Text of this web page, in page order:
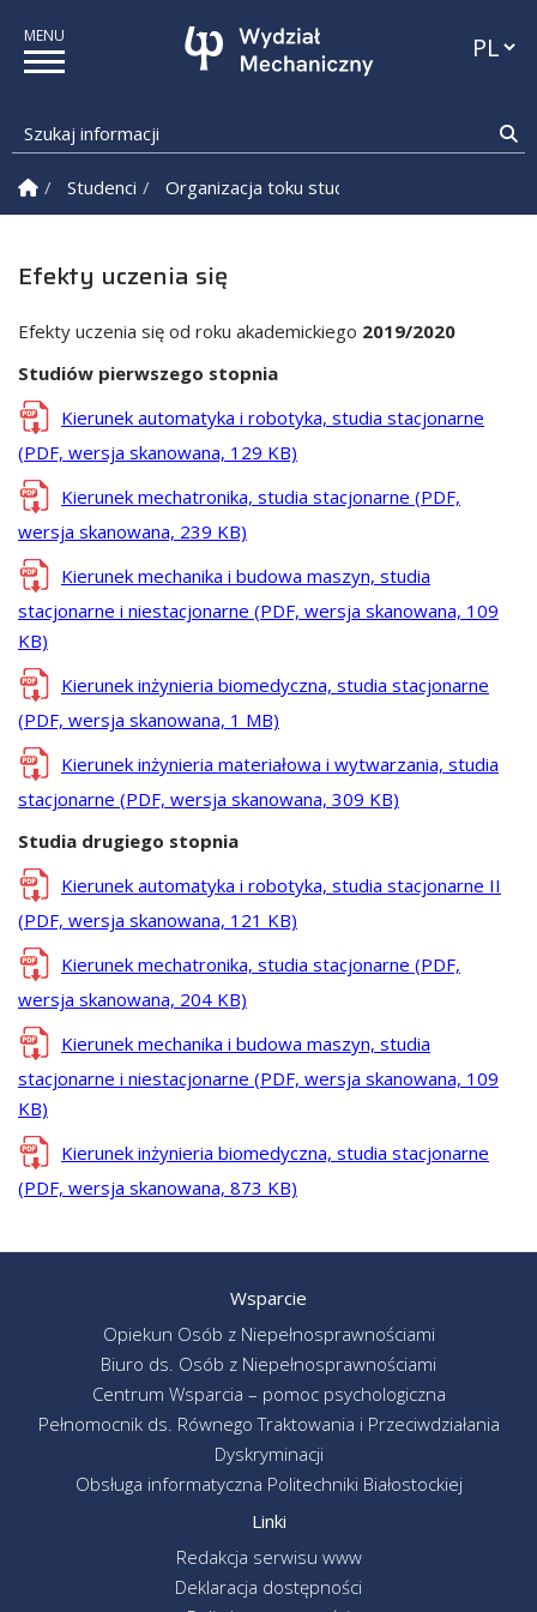
Szukaj informacji
Strona Główna
Studenci Organizacja toku studiów
Efekty uczenia się
Efekty uczenia się od roku akademickiego 2019/2020
Studiów pierwszego stopnia
Kierunek automatyka i robotyka, studia stacjonarne
(PDF, wersja skanowana, 129 KB)
Kierunek mechatronika, studia stacjonarne (PDF,
wersja skanowana, 239 KB)
Kierunek mechanika i budowa maszyn, studia
stacjonarne i niestacjonarne (PDF, wersja skanowana, 109
KB)
Kierunek inżynieria biomedyczna, studia stacjonarne
(PDF, wersja skanowana, 1 MB)
Kierunek inżynieria materiałowa i wytwarzania, studia
stacjonarne (PDF, wersja skanowana, 309 KB)
Studia drugiego stopnia
Kierunek automatyka i robotyka, studia stacjonarne II
(PDF, wersja skanowana, 121 KB)
Kierunek mechatronika, studia stacjonarne (PDF,
wersja skanowana, 204 KB)
Kierunek mechanika i budowa maszyn, studia
stacjonarne i niestacjonarne (PDF, wersja skanowana, 109
KB)
Kierunek inżynieria biomedyczna, studia stacjonarne
(PDF, wersja skanowana, 873 KB)
Wsparcie
Opiekun Osób z Niepełnosprawnościami
Biuro ds. Osób z Niepełnosprawnościami
Centrum Wsparcia – pomoc psychologiczna
Pełnomocnik ds. Równego Traktowania i Przeciwdziałania
Dyskryminacji
Obsługa informatyczna Politechniki Białostockiej
Linki
Redakcja serwisu www
Deklaracja dostępności